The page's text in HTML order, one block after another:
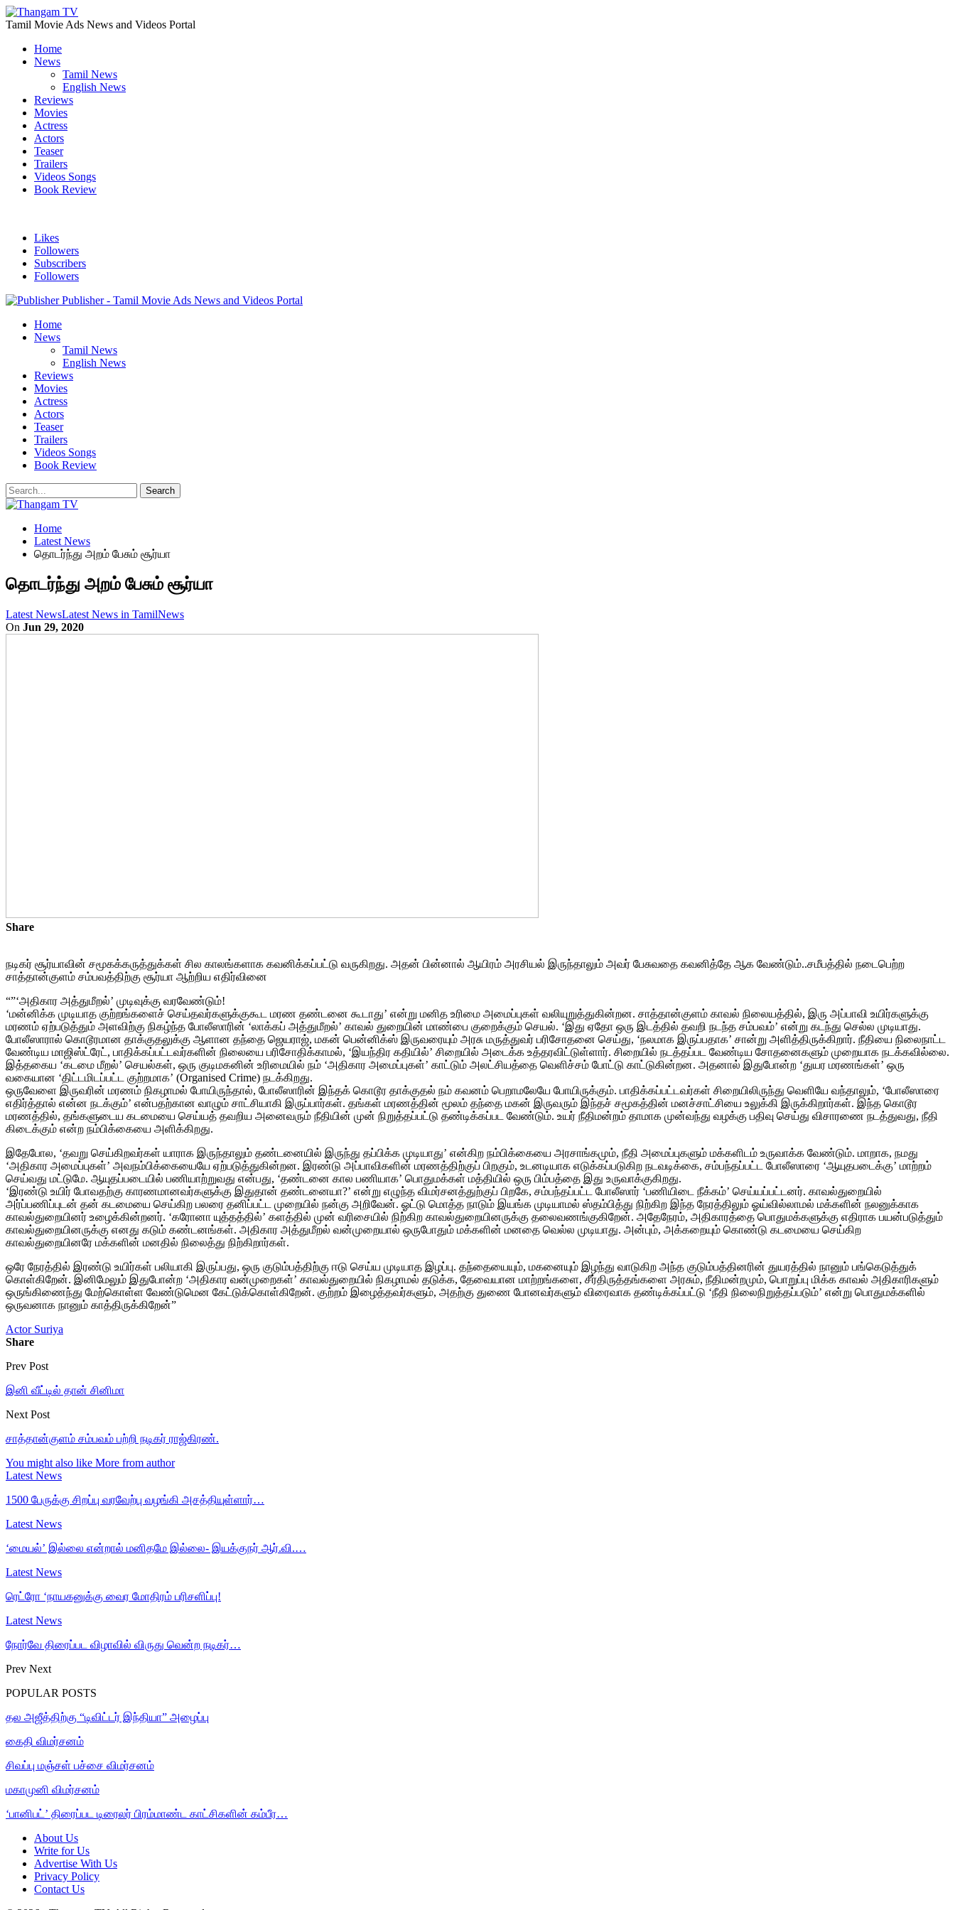
Tamil Movie Ads News and Videos Portal
Home
News
Tamil News
English News
Reviews
Movies
Actress
Actors
Teaser
Trailers
Videos Songs
Book Review
Likes
Followers
Subscribers
Followers
Publisher - Tamil Movie Ads News and Videos Portal
Home
News
Tamil News
English News
Reviews
Movies
Actress
Actors
Teaser
Trailers
Videos Songs
Book Review
Home
Latest News
தொடர்ந்து அறம் பேசும் சூர்யா
தொடர்ந்து அறம் பேசும் சூர்யா
Latest NewsLatest News in TamilNews
On Jun 29, 2020
Share
நடிகர் சூர்யாவின் சமூகக்கருத்துக்கள் சில காலங்களாக கவனிக்கப்பட்டு வருகிறது. அதன் பின்னால் ஆயிரம் அரசியல் இருந்தாலும் அவர் பேசுவதை கவனித்தே ஆக வேண்டும்..சமீபத்தில் நடைபெற்ற
சாத்தான்குளம் சம்பவத்திற்கு சூர்யா ஆற்றிய எதிர்வினை
“”‘அதிகார அத்துமீறல்‌’ முடிவுக்கு வரவேண்டும்‌!
‘மன்னிக்க முடியாத குற்றங்களைச்‌ செய்தவர்களுக்குகூட மரண தண்டனை கூடாது’ என்று மனித உரிமை அமைப்புகள்‌ வலியுறுத்துகின்றன. சாத்தான்‌குளம்‌ காவல்‌ நிலையத்தில்‌, இரு அப்பாவி உயிர்களுக்கு
மரணம்‌ ஏற்படுத்தும்‌ அளவிற்கு நிகழ்ந்த போலீஸாரின்‌ ‘லாக்கப்‌ அத்துமீறல்‌’ காவல்‌ துறையின்‌ மாண்பை குறைக்கும்‌ செயல்‌. ‘இது ஏதோ ஒரு இடத்தில்‌ தவறி நடந்த சம்பவம்‌’ என்று கடந்து செல்ல முடியாது.
போலீஸாரால்‌ கொடூரமான தாக்குதலுக்கு ஆளான தந்‌தை ஜெயராஜ்‌, மகன்‌ பென்னிக்ஸ்‌ இருவரையும்‌ அரசு மருத்துவர்‌ பரிசோதனை செய்து, ‘நலமாக இருப்பதாக’ சான்று அளித்திருக்கிறார்‌. நீதியை நிலைநாட்ட
வேண்டிய மாஜிஸ்ட்ரேட்‌, பாதிக்கப்பட்டவர்களின்‌ நிலையை பரிசோதிக்காமல்‌, ‘இயந்திர கதியில்‌’ சிறையில்‌ அடைக்க உத்தரவிட்டுள்ளார்‌. சிறையில்‌ நடத்தப்பட வேண்டிய சோதனைகளும்‌ முறையாக நடக்கவில்லை.
இத்தகைய ‘கடமை மீறல்‌’ செயல்கள்‌, ஒரு குடிமகனின்‌ உரிமையில்‌ நம்‌ ‘அதிகார அமைப்புகள்‌’ காட்டும்‌ அலட்‌சியத்தை வெளிச்சம்‌ போட்டு காட்டுகின்றன. அதனால்‌ இதுபோன்ற ‘துயர மரணங்கள்‌’ ஒரு
வகையான ‘திட்டமிடப்பட்ட குற்றமாக’ (Organised Crime) நடக்கிறது.
ஒருவேளை இருவரின்‌ மரணம்‌ நிகழாமல்‌ போயிருந்தால்‌, போலீஸாரின்‌ இந்தக்‌ கொடூர தாக்குதல்‌ நம்‌ கவனம்‌ பெறாமலேயே போயிருக்கும்‌. பாதிக்கப்பட்டவர்கள்‌ சிறையிலிருந்து வெளியே வந்தாலும்‌, ‘போலீஸாரை
எதிர்த்தால்‌ என்ன நடக்கும்‌’ என்பதற்கான வாழும்‌ சாட்சியாகி இருப்பார்கள்‌. தங்கள்‌ மரணத்தின்‌ மூலம்‌ தந்தை மகன்‌ இருவரும்‌ இந்தச்‌ சமூகத்தின்‌ மனச்சாட்சியை உலுக்கி இருக்கிறார்கள்‌. இந்த கொடூர
மரணத்தில்‌, தங்களுடைய கடமையை செய்யத்‌ தவறிய அனைவரும்‌ நீதியின்‌ முன்‌ நிறுத்தப்பட்டு தண்டிக்கப்பட வேண்டும்‌. உயர்‌ நீதிமன்றம்‌ தாமாக முன்வந்து வழக்கு பதிவு செய்து விசாரணை நடத்துவது, நீதி
கிடைக்கும்‌ என்ற நம்பிக்கையை அளிக்கிறது.
இதேபோல, ‘தவறு செய்கிறவர்கள்‌ யாராக இருந்தாலும்‌ தண்டனையில்‌ இருந்து தப்பிக்க முடியாது’ என்கிற நம்பிக்கையை அரசாங்கமும்‌, நீதி அமைப்புகளும்‌ மக்களிடம்‌ உருவாக்க வேண்டும்‌. மாறாக, நமது
‘அதிகார அமைப்புகள்‌’ அவநம்பிக்கையையே ஏற்படுத்துகின்றன. இரண்டு அப்பாவிகளின்‌ மரணத்திற்குப்‌ பிறகும்‌, உடனடியாக எடுக்கப்படுகிற நடவடிக்கை, சம்பந்தப்பட்ட போலீஸாரை ‘ஆயுதபடைக்கு’ மாற்றம்‌
செய்வது மட்டுமே. ஆயுதப்படையில்‌ பணியாற்றுவது என்பது, ‘தண்டனை கால பணியாக’ பொதுமக்கள்‌ மத்தியில்‌ ஒரு பிம்பத்தை இது உருவாக்குகிறது.
‘இரண்டு உயிர்‌ போவதற்கு காரணமானவர்களுக்கு இதுதான்‌ தண்டனையா?’ என்று எழுந்த விமர்சனத்துற்குப்‌ பிறகே, சம்பந்தப்பட்ட போலீஸார்‌ ‘பணியிடை நீக்கம்‌’ செய்யப்பட்டனர்‌. காவல்துறையில்‌
அர்ப்பணிப்புடன்‌ தன்‌ கடமையை செய்கிற பலரை தனிப்பட்ட முறையில்‌ நன்கு அறிவேன்‌. ஓட்டு மொத்த நாடும்‌ இயங்க முடியாமல்‌ ஸ்தம்பித்து நிற்கிற இந்த நேரத்திலும்‌ ஓய்வில்லாமல்‌ மக்களின்‌ நலனுக்காக
காவல்துறையினர்‌ உழைக்கின்றனர்‌. ‘கரோனா யுத்தத்தில்‌’ களத்தில்‌ முன்‌ வரிசையில்‌ நிற்கிற காவல்துறையினருக்கு தலைவணங்குகிறேன்‌. அதேநேரம்‌, அதிகாரத்தை பொதுமக்களுக்கு எதிராக பயன்படுத்தும்‌
காவல்துறையினருக்கு எனது கடும்‌ கண்டனங்கள்‌. அதிகார அத்துமீறல்‌ வன்முறையால்‌ ஒருபோதும்‌ மக்களின்‌ மனதை வெல்ல முடியாது. அன்பும்‌, அக்கறையும்‌ கொண்டு கடமையை செய்கிற
காவல்துறையினரே மக்களின்‌ மனதில்‌ நிலைத்து நிற்கிறார்கள்‌.
ஒரே நேரத்தில்‌ இரண்டு உயிர்கள்‌ பலியாகி இருப்பது, ஒரு குடும்பத்திற்கு ஈடு செய்ய முடியாத இழப்பு. தந்தையையும்‌, மகனையும்‌ இழந்து வாடுகிற அந்த குடும்பத்தினரின்‌ துயரத்தில்‌ நானும்‌ பங்கெடுத்துக்‌
கொள்கிறேன்‌. இனிமேலும்‌ இதுபோன்ற ‘அதிகார வன்முறைகள்‌’ காவல்துறையில்‌ நிகழாமல்‌ தடுக்க, தேவையான மாற்றங்களை, சீர்திருத்தங்களை அரசும்‌, நீதிமன்றமும்‌, பொறுப்பு மிக்க காவல்‌ அதிகாரிகளும்‌
ஒருங்கிணைந்து மேற்கொள்ள வேண்டுமென கேட்டுக்கொள்கிறேன்‌. குற்றம்‌ இழைத்தவர்களும்‌, அதற்கு துணை போனவர்களும்‌ விரைவாக தண்டிக்கப்பட்டு ‘நீதி நிலைநிறுத்தப்படும்‌’ என்று பொதுமக்களில்‌
ஒருவனாக நானும்‌ காத்திருக்கிறேன்‌”
Actor Suriya
Share
Prev Post
இனி வீட்டில் தான் சினிமா
Next Post
சாத்தான்குளம் சம்பவம் பற்றி நடிகர் ராஜ்கிரண்.
You might also like More from author
Latest News
1500 பேருக்கு சிறப்பு வரவேற்பு வழங்கி அசத்தியுள்ளார்…
Latest News
‘மையல்’ இல்லை என்றால் மனிதமே இல்லை- இயக்குநர் ஆர்.வி.…
Latest News
ரெட்ரோ ‘நாயகனுக்கு வைர மோதிரம் பரிசளிப்பு!
Latest News
நோர்வே திரைப்பட விழாவில் விருது வென்ற நடிகர்…
Prev Next
POPULAR POSTS
தல அஜீத்திற்கு “டிவிட்டர் இந்தியா” அழைப்பு
கைதி விமர்சனம்
சிவப்பு மஞ்சள் பச்சை விமர்சனம்
மகாமுனி விமர்சனம்
‘பானிபட்’ திரைப்பட டிரைலர் பிரம்மாண்ட காட்சிகளின் கம்பீர…
About Us
Write for Us
Advertise With Us
Privacy Policy
Contact Us